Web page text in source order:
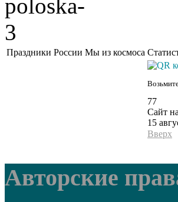
Праздники России Мы из космоса
77
Сайт
15
Вверх
Авторские